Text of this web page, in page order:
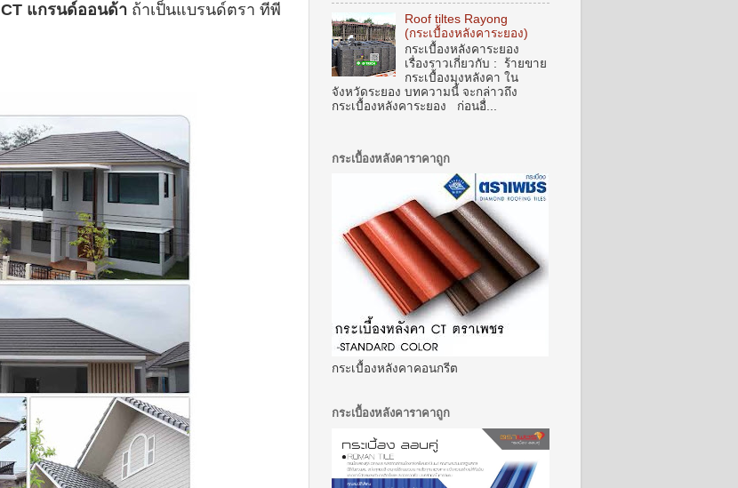
CT แกรนด์ออนด้า ถ้าเป็นแบรนด์ตรา ทีพี
Roof tiltes Rayong
(กระเบื้องหลังคาระยอง)
กระเบื้องหลังคาระยอง
เรื่องราวเกี่ยวกับ : ร้ายขาย
กระเบื้องมุงหลังคา ใน
จังหวัดระยอง บทความนี้ จะกล่าวถึง
กระเบื้องหลังคาระยอง ก่อนอื่...
กระเบื้องหลังคาราคาถูก
กระเบื้องหลังคาคอนกรีต
กระเบื้องหลังคาราคาถูก